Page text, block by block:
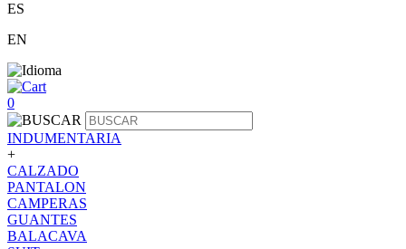
ES
EN
0
INDUMENTARIA
+
CALZADO
PANTALON
CAMPERAS
GUANTES
BALACAVA